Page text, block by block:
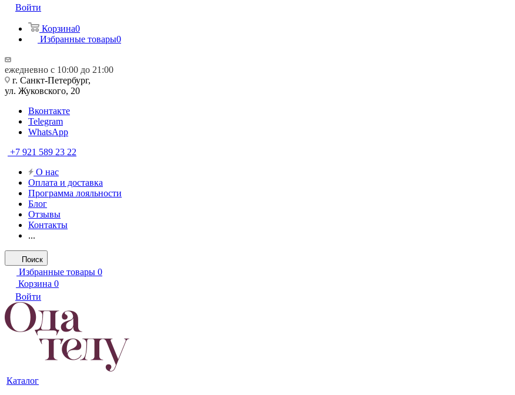
Войти
Корзина0
Избранные товары0
ежедневно с 10:00 до 21:00
г. Санкт-Петербург,
ул. Жуковского, 20
Вконтакте
Telegram
WhatsApp
+7 921 589 23 22
О нас
Оплата и доставка
Программа лояльности
Блог
Отзывы
Контакты
...
Поиск
Избранные товары 0
Корзина 0
Войти
Каталог